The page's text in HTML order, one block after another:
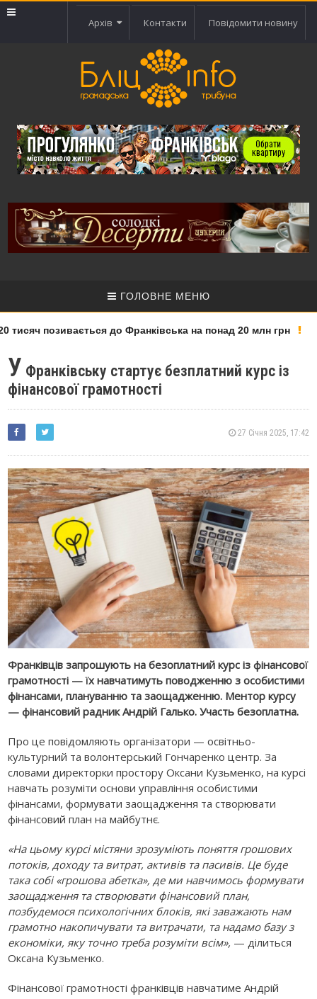
Архів Контакти Повідомити новину
ГОЛОВНЕ МЕНЮ
позивається до Франківська на понад 20 млн грн
У Франківську стартує безплатний курс із
фінансової грамотності
27 Січня 2025, 17:42
Франківців запрошують на безоплатний курс із фінансової
грамотності — їх навчатимуть поводженню з особистими
фінансами, плануванню та заощадженню. Ментор курсу
— фінансовий радник Андрій Галько. Участь безоплатна.
Про це повідомляють організатори — освітньо-
культурний та волонтерський Гончаренко центр. За
словами директорки простору Оксани Кузьменко, на курсі
навчать розуміти основи управління особистими
фінансами, формувати заощадження та створювати
фінансовий план на майбутнє.
«На цьому курсі містяни зрозуміють поняття грошових
потоків, доходу та витрат, активів та пасивів. Це буде
така собі «грошова абетка», де ми навчимось формувати
заощадження та створювати фінансовий план,
позбудемося психологічних блоків, які заважають нам
грамотно накопичувати та витрачати, та надамо базу з
економіки, яку точно треба розуміти всім», — ділиться
Оксана Кузьменко.
Фінансової грамотності франківців навчатиме Андрій